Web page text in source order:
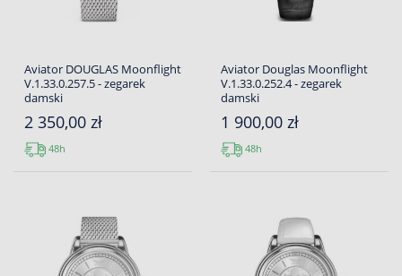
Aviator DOUGLAS Moonflight
V.1.33.0.257.5 - zegarek
damski
2 350,00 zł
48h
Aviator Douglas Moonflight
V.1.33.0.252.4 - zegarek
damski
1 900,00 zł
48h